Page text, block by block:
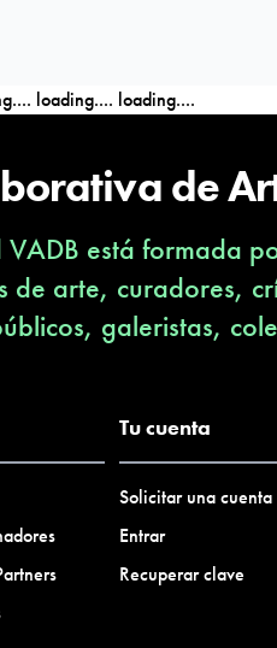
loading.... loading....
de
VADB está formada
de arte, curadores,
galeristas,
Tu cuenta
Solicitar una cuenta
Entrar
Recuperar clave